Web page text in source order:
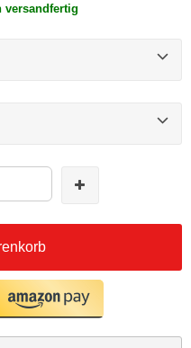
versandfertig